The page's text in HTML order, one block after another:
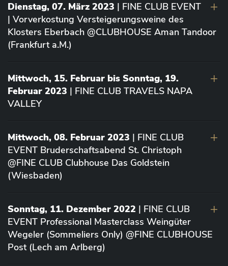
Dienstag, 07. März 2023 | FINE CLUB EVENT
| Vorverkostung Versteigerungsweine des
Klosters Eberbach @CLUBHOUSE Aman Tandoor
(Frankfurt a.M.)
Mittwoch, 15. Februar bis Sonntag, 19.
Februar 2023 | FINE CLUB TRAVELS NAPA
VALLEY
Mittwoch, 08. Februar 2023 | FINE CLUB
EVENT Bruderschaftsabend St. Christoph
@FINE CLUB Clubhouse Das Goldstein
(Wiesbaden)
Sonntag, 11. Dezember 2022 | FINE CLUB
EVENT Professional Masterclass Weingüter
Wegeler (Sommeliers Only) @FINE CLUBHOUSE
Post (Lech am Arlberg)